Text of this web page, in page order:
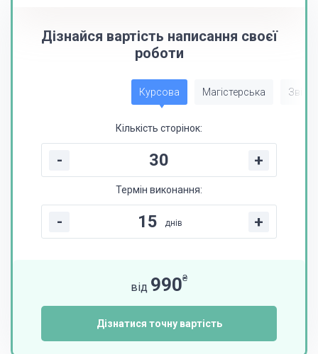
Дізнайся вартість написання своєї
роботи
Курсова Магістерська Звіт
Кількість сторінок:
- +
Термін виконання:
- днів +
від 990₴
Дізнатися точну вартість